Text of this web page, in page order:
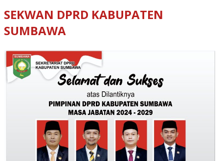
SEKWAN DPRD KABUPATEN
SUMBAWA